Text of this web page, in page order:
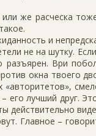
же расческа
и
не на шутку.
Ври
окна твоего
его лучший друг.
действительно
Главное –